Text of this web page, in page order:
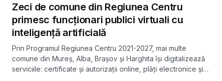
Zeci de comune din Regiunea Centru
primesc funcționari publici virtuali cu
inteligență artificială
Prin Programul Regiunea Centru 2021-2027, mai multe
comune din Mureș, Alba, Brașov și Harghita își digitalizează
serviciile: certificate și autorizații online, plăți electronice și